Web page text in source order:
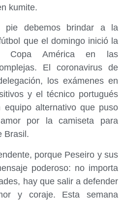
kumite.
pie debemos brindar a la
que el domingo inició la
Copa América en las
El coronavirus de
los exámenes en
y el técnico portugués
alternativo que puso
por la camiseta para
Brasil.
porque Peseiro y sus
poderoso: no importa
hay que salir a defender
y coraje. Esta semana